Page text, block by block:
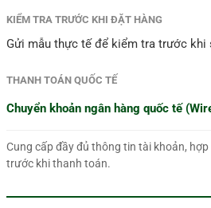
KIỂM TRA TRƯỚC KHI ĐẶT HÀNG
Gửi mẫu thực tế để kiểm tra trước khi
THANH TOÁN QUỐC TẾ
Chuyển khoản ngân hàng quốc tế
Cung cấp đầy đủ thông tin tài khoản,
trước khi thanh toán.